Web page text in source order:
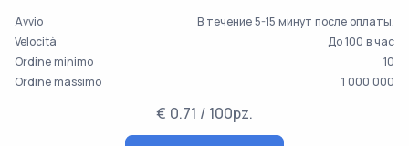
Avvio
В течение 5-15 минут после оплаты.
Velocità
До 100 в час
Ordine minimo
10
Ordine massimo
1 000 000
€ 0.71 / 100pz.